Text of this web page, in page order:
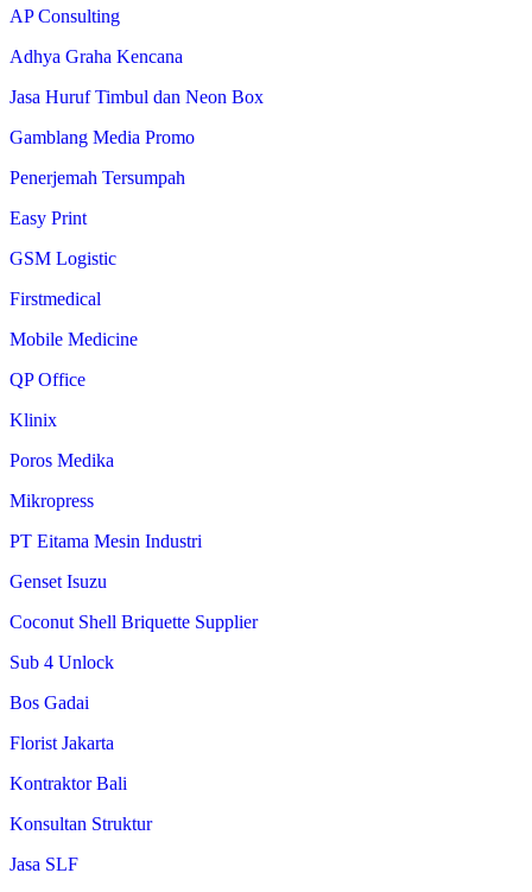
AP Consulting
Adhya Graha Kencana
Jasa Huruf Timbul dan Neon Box
Gamblang Media Promo
Penerjemah Tersumpah
Easy Print
GSM Logistic
Firstmedical
Mobile Medicine
QP Office
Klinix
Poros Medika
Mikropress
PT Eitama Mesin Industri
Genset Isuzu
Coconut Shell Briquette Supplier
Sub 4 Unlock
Bos Gadai
Florist Jakarta
Kontraktor Bali
Konsultan Struktur
Jasa SLF